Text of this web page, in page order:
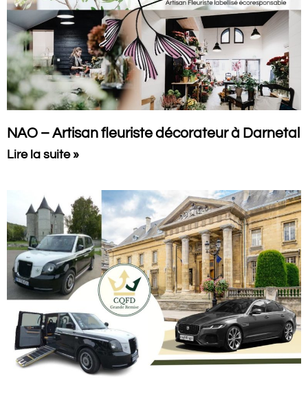
NAO – Artisan fleuriste décorateur à Darnetal
Lire la suite »